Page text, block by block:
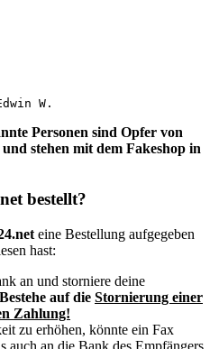
W.
Personen sind Opfer von
stehen mit dem Fakeshop in
bestellt?
eine Bestellung aufgegeben
hast:
an und storniere deine
Bestehe auf die Stornierung einer
Zahlung!
zu erhöhen, könnte ein Fax